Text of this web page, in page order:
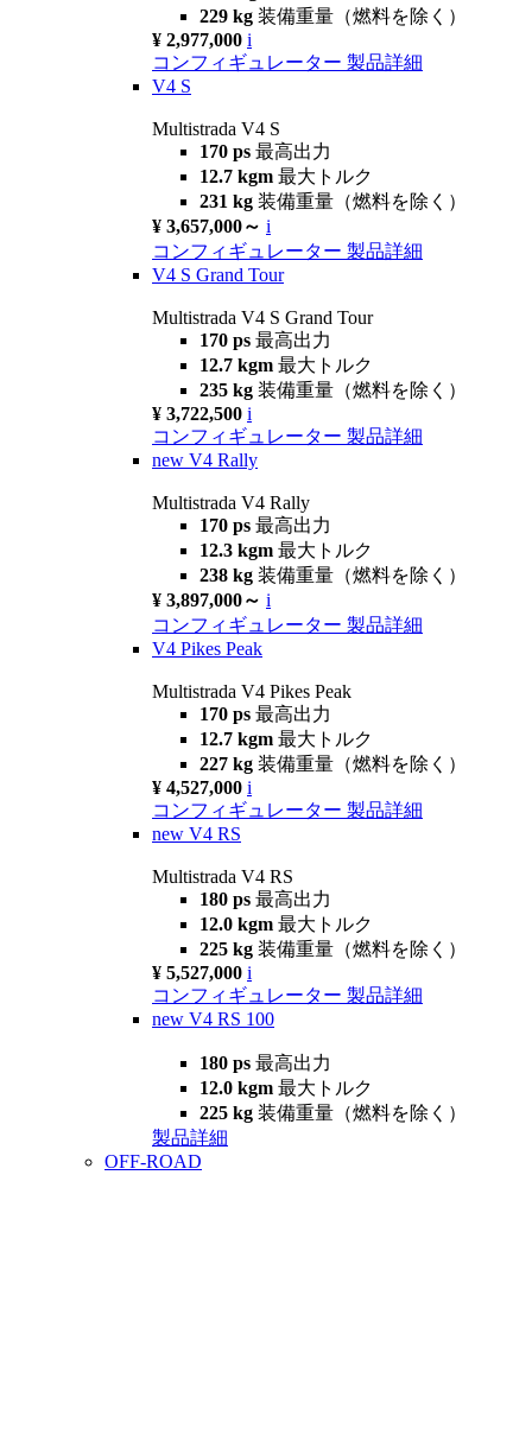
229 kg 装備重量（燃料を除く）
¥ 2,977,000 i
コンフィギュレーター 製品詳細
V4 S
Multistrada V4 S
170 ps 最高出力
12.7 kgm 最大トルク
231 kg 装備重量（燃料を除く）
¥ 3,657,000～ i
コンフィギュレーター 製品詳細
V4 S Grand Tour
Multistrada V4 S Grand Tour
170 ps 最高出力
12.7 kgm 最大トルク
235 kg 装備重量（燃料を除く）
¥ 3,722,500 i
コンフィギュレーター 製品詳細
new V4 Rally
Multistrada V4 Rally
170 ps 最高出力
12.3 kgm 最大トルク
238 kg 装備重量（燃料を除く）
¥ 3,897,000～ i
コンフィギュレーター 製品詳細
V4 Pikes Peak
Multistrada V4 Pikes Peak
170 ps 最高出力
12.7 kgm 最大トルク
227 kg 装備重量（燃料を除く）
¥ 4,527,000 i
コンフィギュレーター 製品詳細
new V4 RS
Multistrada V4 RS
180 ps 最高出力
12.0 kgm 最大トルク
225 kg 装備重量（燃料を除く）
¥ 5,527,000 i
コンフィギュレーター 製品詳細
new V4 RS 100
180 ps 最高出力
12.0 kgm 最大トルク
225 kg 装備重量（燃料を除く）
製品詳細
OFF-ROAD